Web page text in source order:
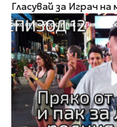
Гласувай за Играч